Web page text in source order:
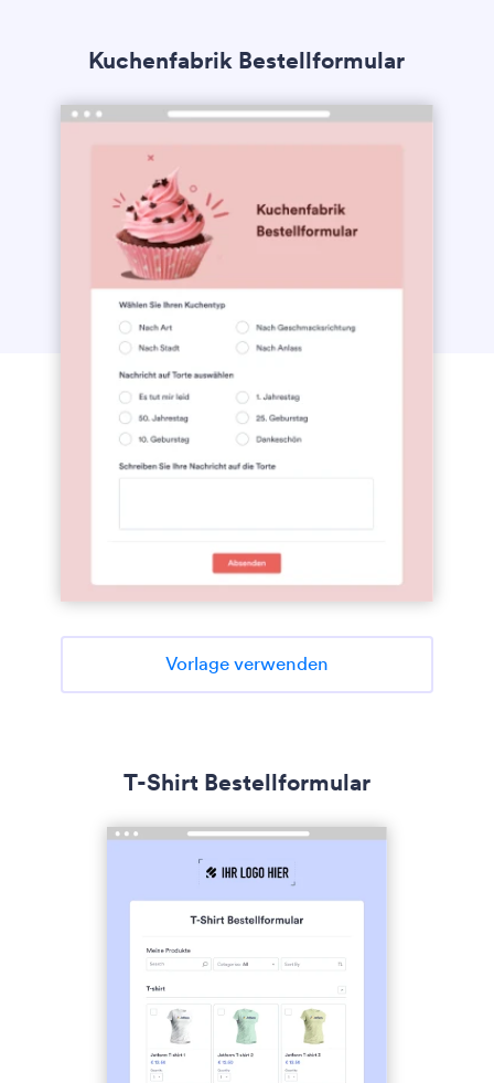
Kuchenfabrik Bestellformular
Vorlage verwenden
T-Shirt Bestellformular